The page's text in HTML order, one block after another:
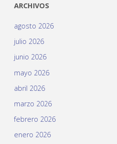
ARCHIVOS
agosto 2026
julio 2026
junio 2026
mayo 2026
abril 2026
marzo 2026
febrero 2026
enero 2026